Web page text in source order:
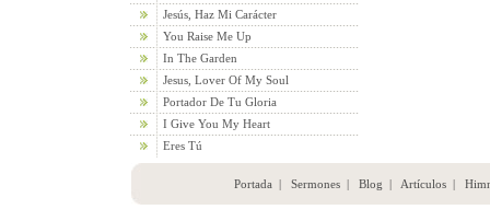
Jesús, Haz Mi Carácter
You Raise Me Up
In The Garden
Jesus, Lover Of My Soul
Portador De Tu Gloria
I Give You My Heart
Eres Tú
Portada | Sermones| Blog | Artículos|